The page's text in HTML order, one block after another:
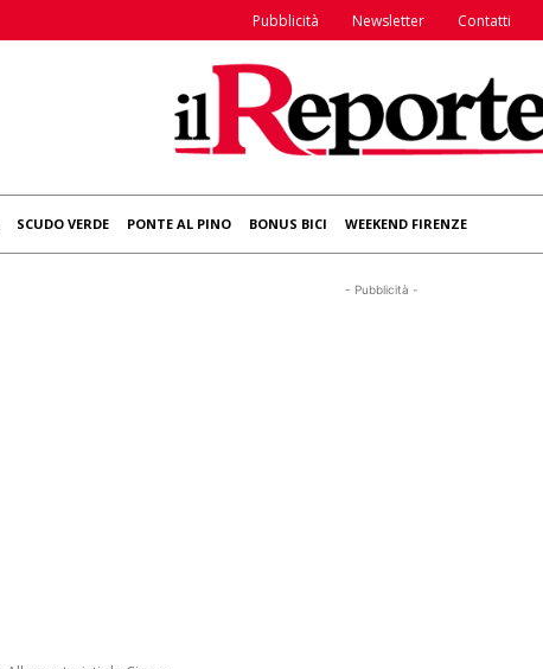
Pubblicità Newsletter Contatti
SCUDO VERDE PONTE AL PINO BONUS BICI WEEKEND FIRENZE
- Pubblicità -